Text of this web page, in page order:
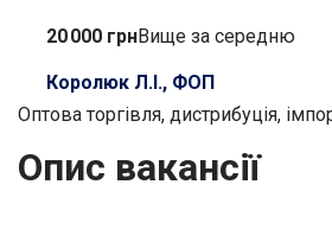
20 000 грнВище за середню
Королюк Л.І., ФОП
Оптова торгівля, дистрибуція,
Опис вакансії